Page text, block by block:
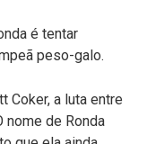
é tentar
peso-galo.
Coker, a luta entre
nome de Ronda